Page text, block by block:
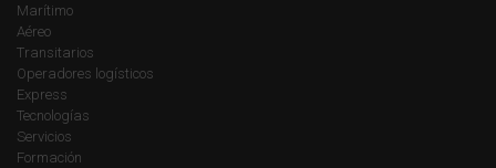
Marítimo
Aéreo
Transitarios
Operadores logísticos
Express
Tecnologías
Servicios
Formación